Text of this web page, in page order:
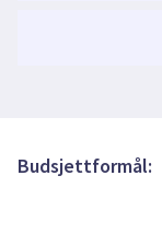
Budsjettformål: